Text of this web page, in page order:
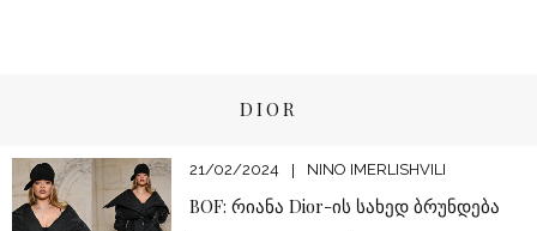
DIOR
21/02/2024 NINO IMERLISHVILI
BOF: რიანა Dior-ის სახედ ბრუნდება